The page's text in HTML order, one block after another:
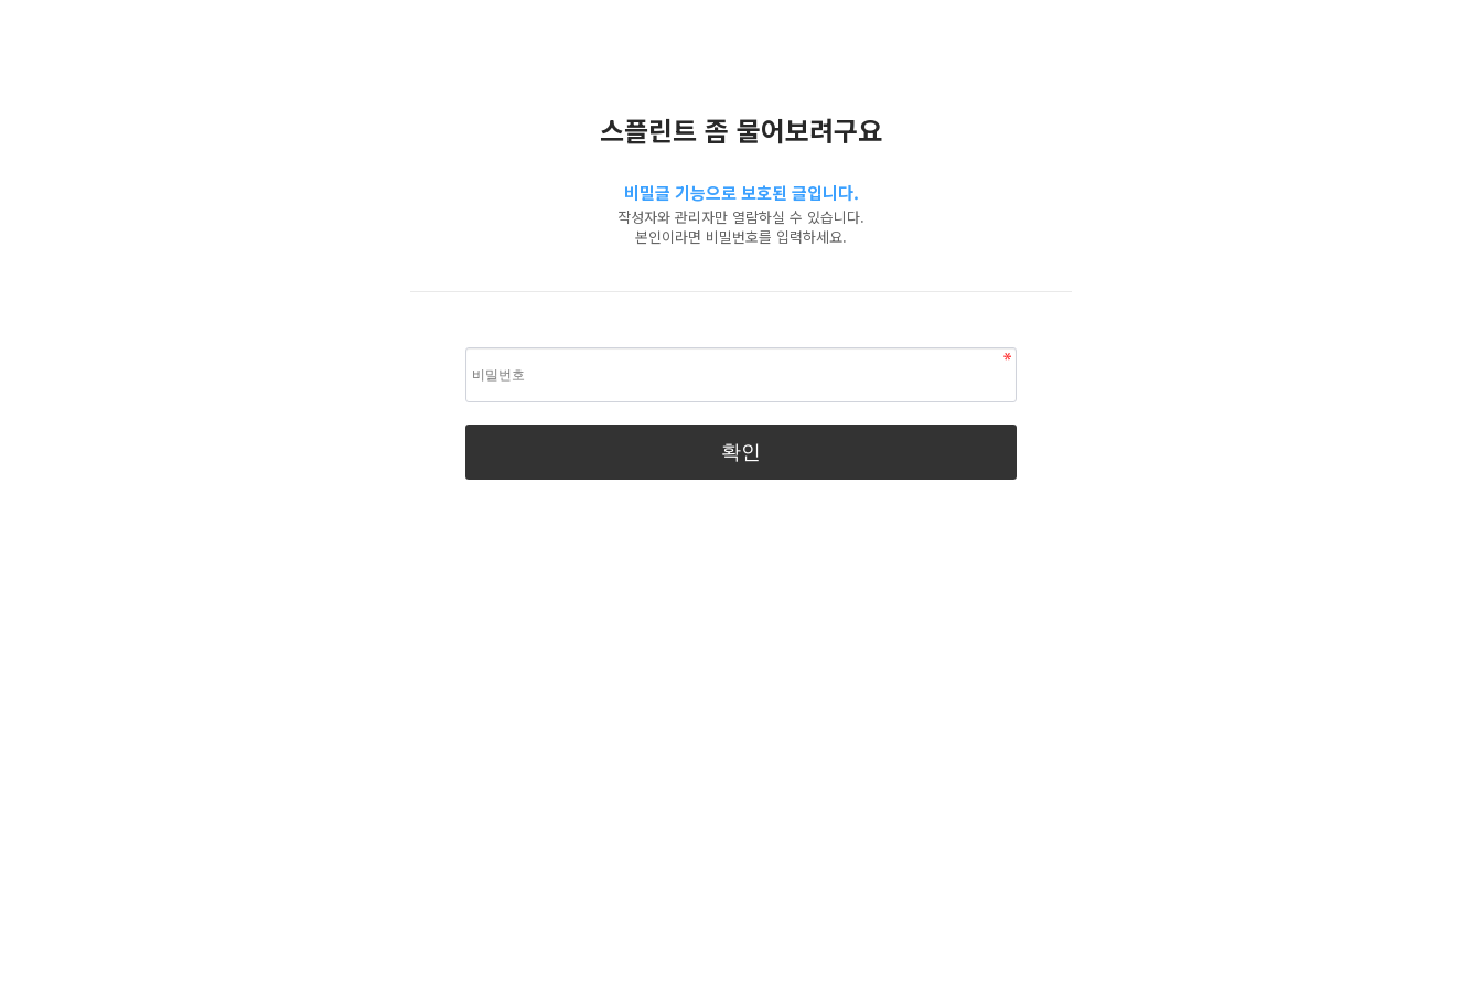
스플린트 좀 물어보려구요
비밀글 기능으로 보호된 글입니다.
작성자와 관리자만 열람하실 수 있습니다.
본인이라면 비밀번호를 입력하세요.